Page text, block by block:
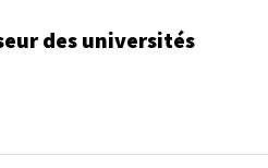
des universités